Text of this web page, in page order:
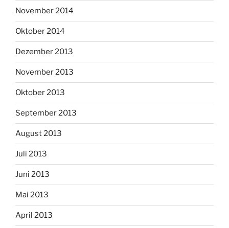
November 2014
Oktober 2014
Dezember 2013
November 2013
Oktober 2013
September 2013
August 2013
Juli 2013
Juni 2013
Mai 2013
April 2013